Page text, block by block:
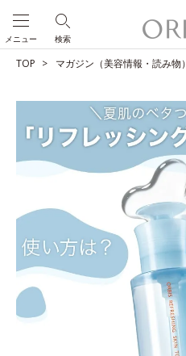
検索
メニュー
TOP マガジン（美容情報・読み物）